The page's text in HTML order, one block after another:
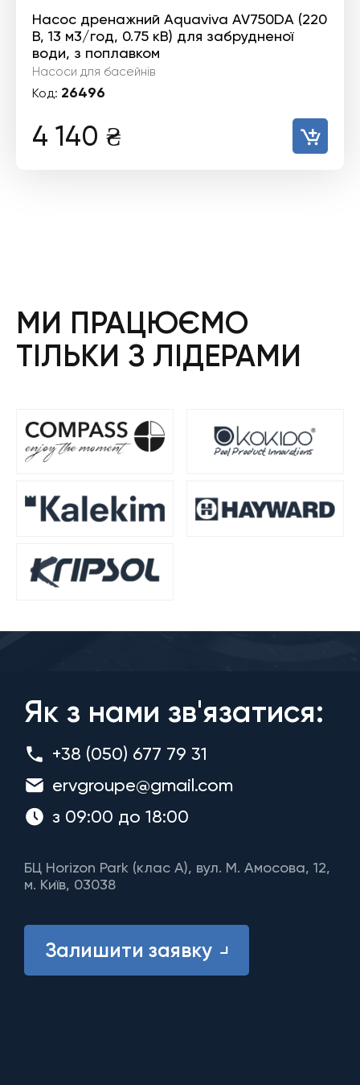
Насос дренажний Aquaviva AV750DA (220
В, 13 м3/год, 0.75 кВ) для забрудненої
води, з поплавком
Насоси для басейнів
Код: 26496
4 140 ₴
МИ ПРАЦЮЄМО
ТІЛЬКИ З ЛІДЕРАМИ
Як з нами зв'язатися:
+38 (050) 677 79 31
ervgroupe@gmail.com
з 09:00 до 18:00
БЦ Horizon Park (клас A), вул. М. Амосова, 12,
м. Київ, 03038
Залишити заявку